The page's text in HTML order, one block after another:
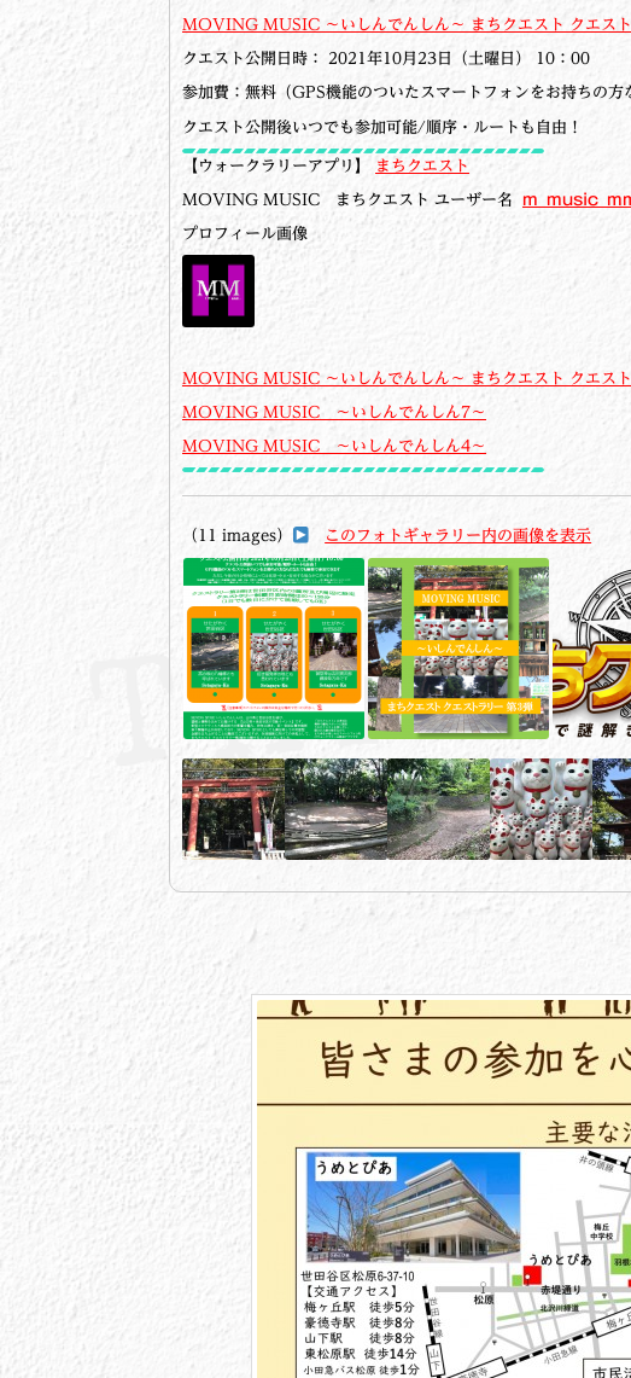
MOVING MUSIC ～いしんでんしん～ まちクエスト クエス
クエスト公開日時： 2021年10月23日（土曜日） 10：00
参加費：無料（GPS機能のついたスマートフォンをお持ちの方
クエスト公開後いつでも参加可能/順序・ルートも自由！
【ウォークラリーアプリ】 まちクエスト
MOVING MUSIC まちクエスト ユーザー名
プロフィール画像
MOVING MUSIC ～いしんでんしん～ まちクエスト クエス
MOVING MUSIC ～いしんでんしん7～
MOVING MUSIC ～いしんでんしん4～
（11 images） このフォトギャラリー内の画像を表示